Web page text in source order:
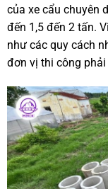
của xe cẩu chuyên
đến 1,5 đến 2 tấn.
như các quy cách
đơn vị thi công